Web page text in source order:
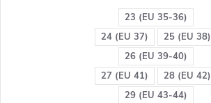
23 (EU 35-36)
24 (EU 37)
25 (EU 38)
26 (EU 39-40)
27 (EU 41)
28 (EU 42)
29 (EU 43-44)